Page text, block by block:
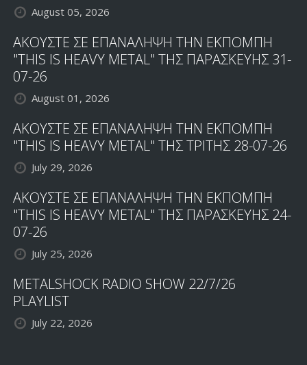
August 05, 2026
ΑΚΟΥΣΤΕ ΣΕ ΕΠΑΝΑΛΗΨΗ ΤΗΝ ΕΚΠΟΜΠΗ
"THIS IS HEAVY METAL" ΤΗΣ ΠΑΡΑΣΚΕΥΗΣ 31-
07-26
August 01, 2026
ΑΚΟΥΣΤΕ ΣΕ ΕΠΑΝΑΛΗΨΗ ΤΗΝ ΕΚΠΟΜΠΗ
"THIS IS HEAVY METAL" ΤΗΣ ΤΡΙΤΗΣ 28-07-26
July 29, 2026
ΑΚΟΥΣΤΕ ΣΕ ΕΠΑΝΑΛΗΨΗ ΤΗΝ ΕΚΠΟΜΠΗ
"THIS IS HEAVY METAL" ΤΗΣ ΠΑΡΑΣΚΕΥΗΣ 24-
07-26
July 25, 2026
METALSHOCK RADIO SHOW 22/7/26
PLAYLIST
July 22, 2026